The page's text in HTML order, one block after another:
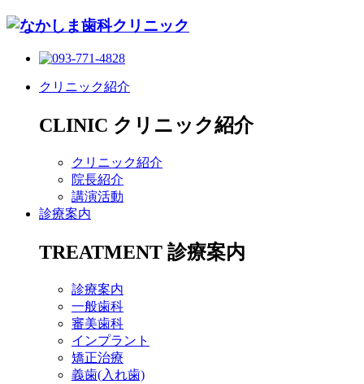
クリニック紹介
CLINIC クリニック紹介
クリニック紹介
院長紹介
講演活動
診療案内
TREATMENT 診療案内
診療案内
一般歯科
審美歯科
インプラント
矯正治療
義歯(入れ歯)